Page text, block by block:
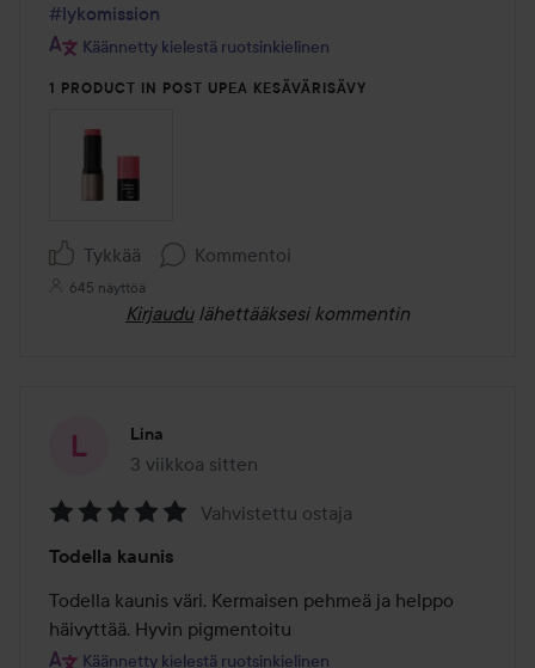
#lykomission
Käännetty kielestä ruotsinkielinen
1 PRODUCT IN POST UPEA KESÄVÄRISÄVY
Tykkää Kommentoi
645 näyttöä
Kirjaudu lähettääksesi kommentin
Lina
3 viikkoa sitten
Viesti luotiin 3 viikkoa sitten
5
/
5
Vahvistettu ostaja
Todella kaunis
Todella kaunis väri. Kermaisen pehmeä ja helppo
häivyttää. Hyvin pigmentoitu
Käännetty kielestä ruotsinkielinen